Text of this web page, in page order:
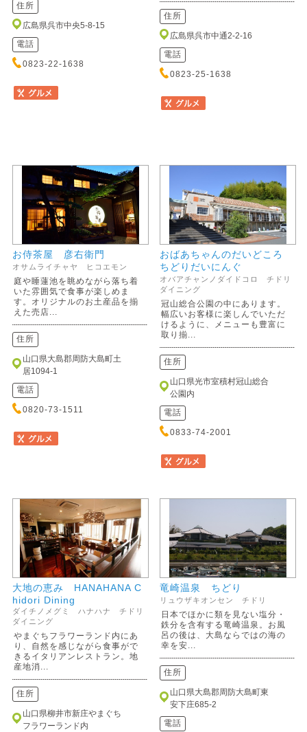
住所
広島県呉市中央5-8-15
電話
0823-22-1638
住所
広島県呉市中通2-2-16
電話
0823-25-1638
お侍茶屋 彦右衛門
オサムライチャヤ ヒコエモン
庭や睡蓮池を眺めながら落ち着
いた雰囲気で食事が楽しめま
す。オリジナルのお土産品を揃
えた売店...
住所
山口県大島郡周防大島町土
居1094-1
電話
0820-73-1511
おばあちゃんのだいどころ
ちどりだいにんぐ
オバアチャンノダイドコロ チドリ
ダイニング
冠山総合公園の中にあります。
幅広いお客様に楽しんでいただ
けるように、メニューも豊富に
取り揃...
住所
山口県光市室積村冠山総合
公園内
電話
0833-74-2001
大地の恵み HANAHANA C
hidori Dining
ダイチノメグミ ハナハナ チドリ
ダイニング
やまぐちフラワーランド内にあ
り、自然を感じながら食事がで
きるイタリアンレストラン。地
産地消...
住所
山口県柳井市新庄やまぐち
フラワーランド内
竜崎温泉 ちどり
リュウザキオンセン チドリ
日本でほかに類を見ない塩分・
鉄分を含有する竜崎温泉。お風
呂の後は、大島ならではの海の
幸を安...
住所
山口県大島郡周防大島町東
安下庄685-2
電話